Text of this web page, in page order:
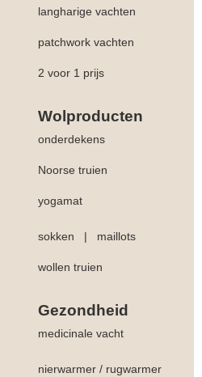
langharige vachten
patchwork vachten
2 voor 1 prijs
Wolproducten
onderdekens
Noorse truien
yogamat
sokken | maillots
wollen truien
Gezondheid
medicinale vacht
nierwarmer / rugwarmer